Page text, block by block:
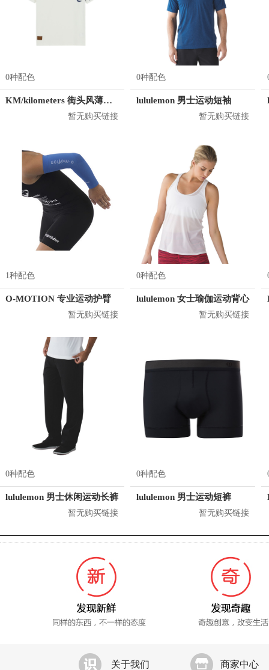
0种配色
KM/kilometers 街头风薄款印花短袖T恤 男女同款 M2X2108248
暂无购买链接
0种配色
lululemon 男士运动短袖
暂无购买链接
1种配色
O-MOTION 专业运动护臂
暂无购买链接
0种配色
lululemon 女士瑜伽运动背心
暂无购买链接
0种配色
lululemon 男士休闲运动长裤
暂无购买链接
0种配色
lululemon 男士运动短裤
暂无购买链接
关于我们 商家中心